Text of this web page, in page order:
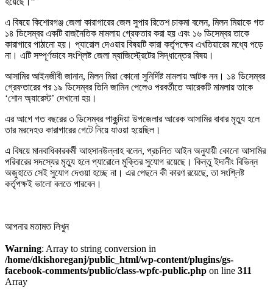
এ বিষয়ে কিশোরগঞ্জ জেলা কারাগারের জেল সুপার রিতেশ চাকমা বলেন, মিলন মিয়াকে গত
১৪ ডিসেম্বর একটি রাজনৈতিক মামলায় গ্রেফতার করা হয় এবং ১৬ ডিসেম্বর তাকে
কারাগারে পাঠানো হয়। প্যারোল দেওয়ার বিষয়টি কারা কর্তৃপক্ষের এখতিয়ারের মধ্যে পড়ে
না। এটি সম্পূর্ণভাবে সংশ্লিষ্ট জেলা ম্যাজিস্ট্রেটের সিদ্ধান্তের বিষয়।
আসামির আইনজীবী জানান, মিলন মিয়া কোনো সুনির্দিষ্ট মামলায় আটক নন। ১৪ ডিসেম্বর
গ্রেফতারের পর ১৯ ডিসেম্বর তিনি জামিন পেলেও পরবর্তীতে আরেকটি মামলায় তাকে
‘শোন অ্যারেস্ট’ দেখানো হয়।
এর আগে গত বছরের ৩ ডিসেম্বর পাকুন্দিয়া উপজেলার আরেক আসামির বাবার মৃত্যু হলে
তার মরদেহও কারাগারের গেটে নিয়ে যাওয়া হয়েছিল।
এ বিষয়ে মানবাধিকারকর্মী আহসানউল্লাহ বলেন, প্রচলিত আইন অনুযায়ী কোনো আসামির
পরিবারের সদস্যের মৃত্যু হলে প্যারোলে মুক্তির সুযোগ রয়েছে। কিন্তু ইদানীং বিভিন্ন
অজুহাতে সেই সুযোগ দেওয়া হচ্ছে না। এর পেছনে কী কারণ রয়েছে, তা সংশ্লিষ্ট
কর্তৃপক্ষই ভালো বলতে পারবেন।
আপনার মতামত লিখুন
Warning: Array to string conversion in
/home/dkishoreganj/public_html/wp-content/plugins/gs-
facebook-comments/public/class-wpfc-public.php on line 311
Array